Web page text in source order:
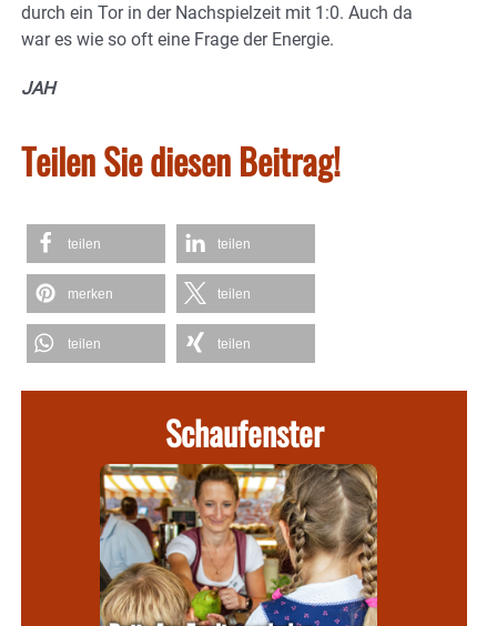
durch ein Tor in der Nachspielzeit mit 1:0. Auch da
war es wie so oft eine Frage der Energie.
JAH
Teilen Sie diesen Beitrag!
teilen teilen
merken teilen
teilen teilen
Schaufenster